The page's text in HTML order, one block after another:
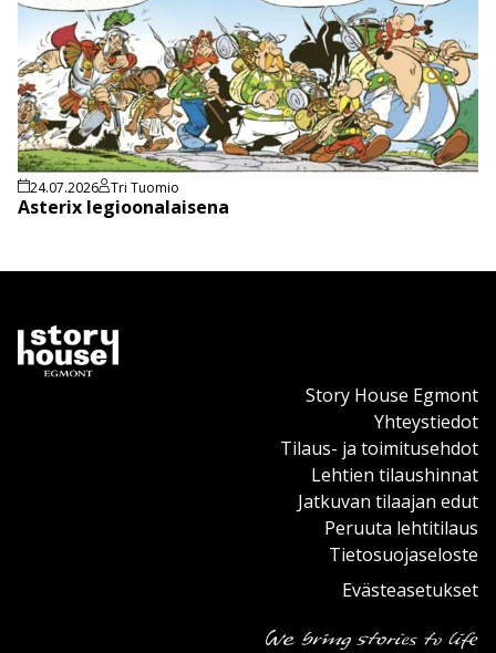
24.07.2026 Tri Tuomio
Asterix legioonalaisena
Story House Egmont
Yhteystiedot
Tilaus- ja toimitusehdot
Lehtien tilaushinnat
Jatkuvan tilaajan edut
Peruuta lehtitilaus
Tietosuojaseloste
Evästeasetukset